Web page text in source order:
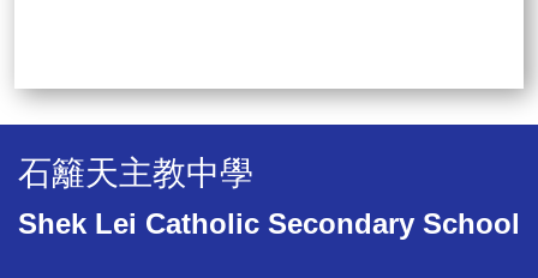
石籬天主教中學
Shek Lei Catholic Secondary School